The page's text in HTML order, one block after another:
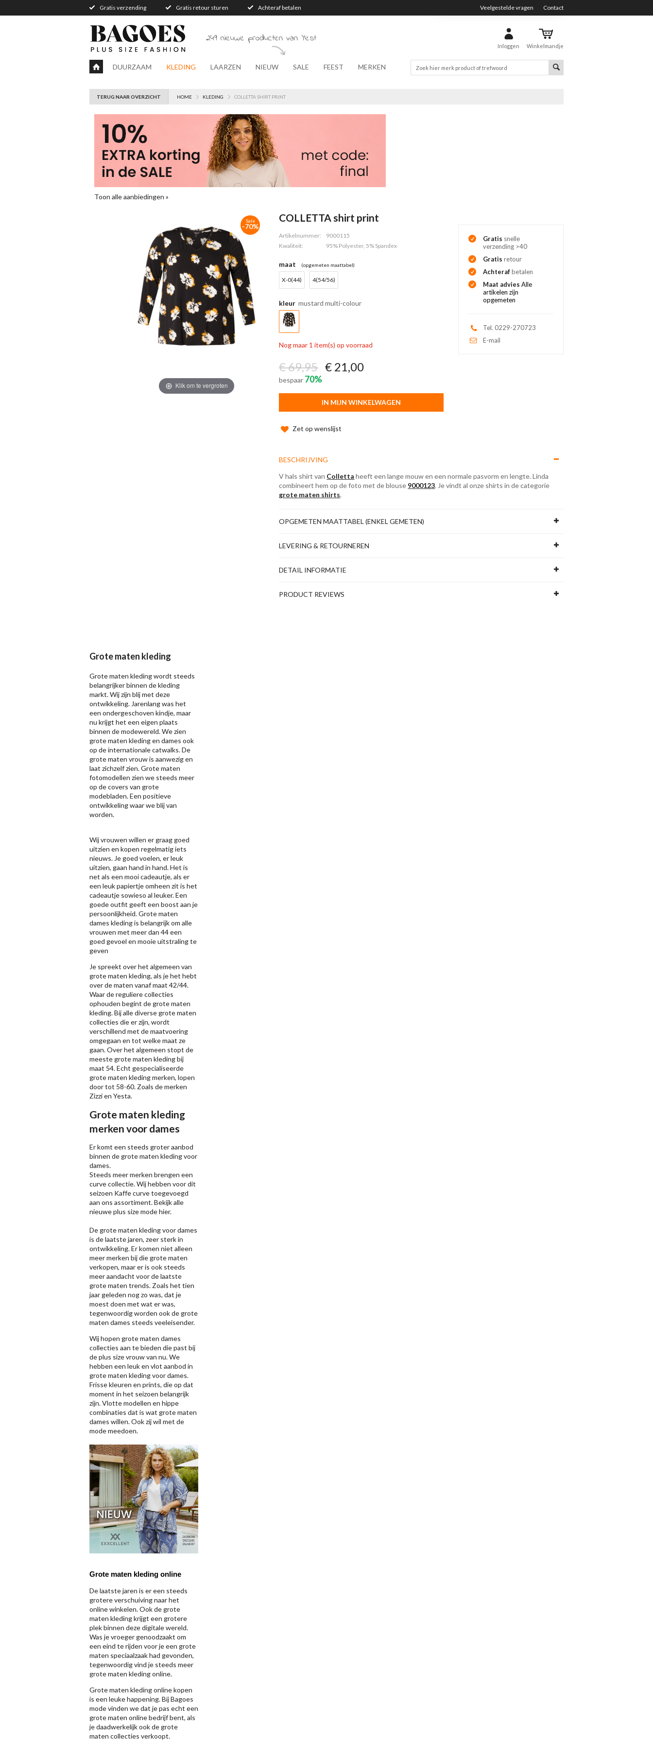
Gratis verzending Gratis retour sturen Achteraf betalen Veelgestelde vragen Contact
Inloggen Winkelmandje
249 nieuwe producten van Yest
DUURZAAM KLEDING LAARZEN NIEUW SALE FEEST MERKEN
TERUG NAAR OVERZICHT HOME KLEDING COLLETTA SHIRT PRINT
Toon alle aanbiedingen »
Klik om te vergroten
Sale
-70%
COLLETTA shirt print
Artikelnummer:
9000115
Kwaliteit:
95% Polyester, 5% Spandex
maat (opgemeten maattabel)
X-0(44) 4(54/56)
kleur mustard multi-colour
Nog maar 1 item(s) op voorraad
€ 69,95 € 21,00
bespaar 70%
IN MIJN WINKELWAGEN
Zet op wenslijst
Gratis snelle
verzending >40
Gratis retour
Achterafbetalen
Maat adviesAlle
artikelen zijn
opgemeten
Tel. 0229-270723
E-mail
BESCHRIJVING
V hals shirt van Colletta heeft een lange mouw en een normale pasvorm en lengte. Linda
combineert hem op de foto met de blouse 9000123. ​​Je vindt al onze shirts in de categorie
grote maten shirts.
OPGEMETEN MAATTABEL (ENKEL GEMETEN)
LEVERING & RETOURNEREN
DETAIL INFORMATIE
PRODUCT REVIEWS
Grote maten kleding
Grote maten kleding wordt steeds
belangrijker binnen de kleding
markt. Wij zijn blij met deze
ontwikkeling. Jarenlang was het
een ondergeschoven kindje, maar
nu krijgt het een eigen plaats
binnen de modewereld. We zien
grote maten kleding en dames ook
op de internationale catwalks. De
grote maten vrouw is aanwezig en
laat zichzelf zien. Grote maten
fotomodellen zien we steeds meer
op de covers van grote
modebladen. Een positieve
ontwikkeling waar we blij van
worden.
Wij vrouwen willen er graag goed
uitzien en kopen regelmatig iets
nieuws. Je goed voelen, er leuk
uitzien, gaan hand in hand. Het is
net als een mooi cadeautje, als er
een leuk papiertje omheen zit is het
cadeautje sowieso al leuker. Een
goede outfit geeft een boost aan je
persoonlijkheid. Grote maten
dames kleding is belangrijk om alle
vrouwen met meer dan 44 een
goed gevoel en mooie uitstraling te
geven
Je spreekt over het algemeen van
grote maten kleding, als je het hebt
over de maten vanaf maat 42/44.
Waar de reguliere collecties
ophouden begint de grote maten
kleding. Bij alle diverse grote maten
collecties die er zijn, wordt
verschillend met de maatvoering
omgegaan en tot welke maat ze
gaan. Over het algemeen stopt de
meeste grote maten kleding bij
maat 54. Echt gespecialiseerde
grote maten kleding merken, lopen
door tot 58-60. Zoals de merken
Zizzien Yesta.
Grote maten kleding
merken voor dames
Er komt een steeds groter aanbod
binnen de grote maten kleding voor
dames.
Steeds meer merken brengen een
curve collectie. Wij hebben voor dit
seizoen Kaffecurve toegevoegd
aan ons assortiment. Bekijk alle
nieuweplus size modehier.
De grote maten kleding voor dames
is de laatste jaren, zeer sterk in
ontwikkeling. Er komen niet alleen
meer merken bij die grote maten
verkopen, maar er is ook steeds
meer aandacht voor de laatste
grote maten trends. Zoals het tien
jaar geleden nog zo was, dat je
moest doen met wat er was,
tegenwoordig worden ook de grote
maten dames steeds veeleisender.
Wij hopen grote maten dames
collecties aan te bieden die past bij
de plus size vrouw van nu. We
hebben een leuk en vlot aanbod in
grote maten kleding voor dames.
Frisse kleuren en prints, die op dat
moment in het seizoen belangrijk
zijn. Vlotte modellen en hippe
combinaties dat is wat grote maten
dames willen. Ook zij wil met de
mode meedoen.
Grote maten kleding online
De laatste jaren is er een steeds
grotere verschuiving naar het
online winkelen. Ook de grote
maten kleding krijgt een grotere
plek binnen deze digitale wereld.
Was je vroeger genoodzaakt om
een eind te rijden voor je een grote
maten speciaalzaak had gevonden,
tegenwoordig vind je steeds meer
grote maten kleding online.
Grote maten kleding online kopen
is een leuke happening. Bij Bagoes
mode vinden we dat je pas echt een
grote maten online bedrijf bent, als
je daadwerkelijk ook de grote
maten collecties verkoopt.